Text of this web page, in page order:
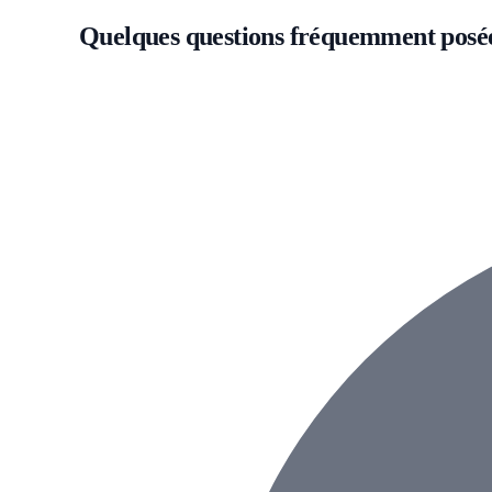
Quelques questions fréquemment